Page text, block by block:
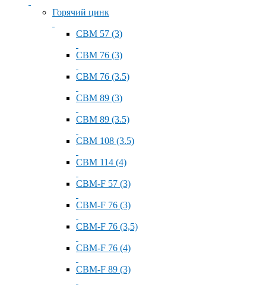
Горячий цинк
СВМ 57 (3)
СВМ 76 (3)
СВМ 76 (3.5)
СВМ 89 (3)
СВМ 89 (3.5)
СВМ 108 (3.5)
СВМ 114 (4)
СВМ-F 57 (3)
СВМ-F 76 (3)
СВМ-F 76 (3,5)
СВМ-F 76 (4)
СВМ-F 89 (3)